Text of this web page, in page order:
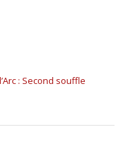
: Second souffle